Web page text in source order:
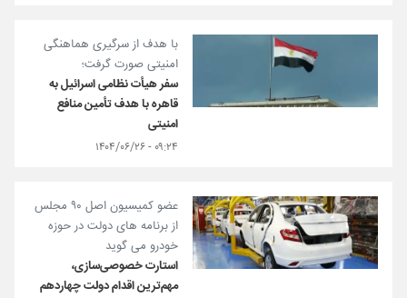
با هدف از سرگیری هماهنگی
امنیتی صورت گرفت؛
سفر هیأت نظامی اسرائیل به
قاهره با هدف تأمین منافع
امنیتی
۰۹:۲۴ - ۱۴۰۴/۰۶/۲۶
عضو کمیسیون اصل ۹۰ مجلس
از برنامه های دولت در حوزه
خودرو می گوید
استارت خصوصی‌سازی،
مهم‌ترین اقدام دولت چهاردهم